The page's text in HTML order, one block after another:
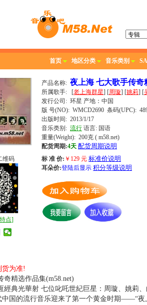
首页 地区分类 音乐类别
产品名称: 夜上海 七大歌手传奇
所属歌手: [老上海群星] [周璇] [姚莉] [
发行公司: 环星 产地：中国
版 号(NO): WMCD2690 条码(UPC):
出版时间: 2013/1/17
音乐类别: 流行 语言: 国语
重量(Weight): 200克 ( m58.net)
配货周期:4天 配货周期说明
标 准 价: ￥ 129 元 标准价说明
耳朵价:登陆后显示 积分等级说明
维码
点]
货为准!
奇精选作品集(m58.net)
經典光華射 七位叱吒世紀巨星：周璇、姚莉
中国的流行音乐迎来了第一个黄金时期——“夜